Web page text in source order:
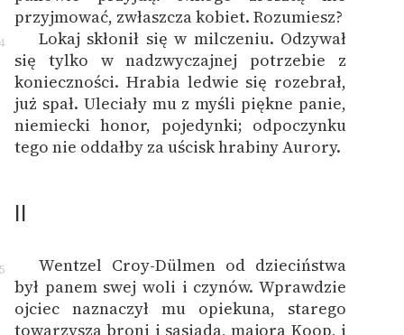
przyjmować, zwłaszcza kobiet. Rozumiesz?
Lokaj skłonił się w milczeniu. Odzywał
się tylko w nadzwyczajnej potrzebie z
konieczności. Hrabia ledwie się rozebrał,
już spał. Uleciały mu z myśli piękne panie,
niemiecki honor, pojedynki; odpoczynku
tego nie oddałby za uścisk hrabiny Aurory.
II
Wentzel Croy-Dülmen od dzieciństwa
był panem swej woli i czynów. Wprawdzie
ojciec naznaczył mu opiekuna, starego
towarzysza broni i sąsiada, majora Koop, i